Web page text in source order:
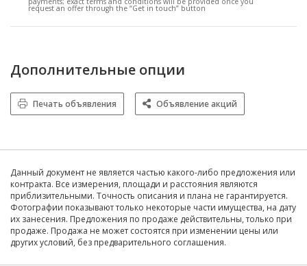
request an offer through the “Get in touch” button
Дополнительные опции
Печать объявления Объявление акций
Данный документ не является частью какого-либо предложения или
контракта. Все измерения, площади и расстояния являются
приблизительными. Точность описания и плана не гарантируется.
Фотографии показывают только некоторые части имущества, на дату
их занесения. Предложения по продаже действительны, только при
продаже. Продажа не может состоятся при изменении цены или
других условий, без предварительного соглашения.